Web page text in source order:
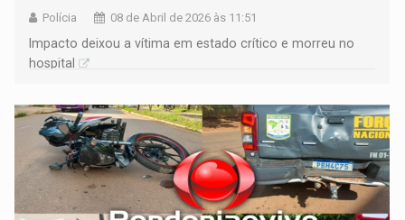
Polícia 08 de Abril de 2026 às 11:51
Impacto deixou a vítima em estado crítico e morreu no
hospital